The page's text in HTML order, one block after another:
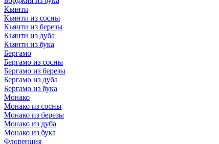
Кьянти
Кьянти из сосны
Кьянти из березы
Кьянти из дуба
Кьянти из бука
Бергамо
Бергамо из сосны
Бергамо из березы
Бергамо из дуба
Бергамо из бука
Монако
Монако из сосны
Монако из березы
Монако из дуба
Монако из бука
Флоренция